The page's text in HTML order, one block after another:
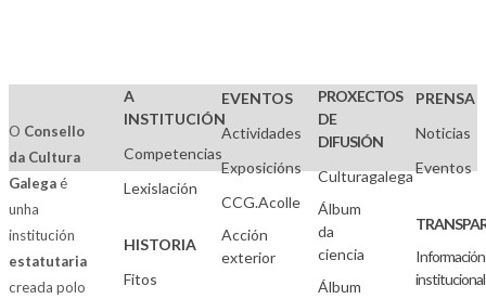
O Consello
da Cultura
Galegaé
unha
institución
estatutaria
creada polo
A
INSTITUCIÓN
Competencias
Lexislación
HISTORIA
Fitos
EVENTOS
Actividades
Exposicións
CCG.Acolle
Acción
exterior
PROXECTOS
DE
DIFUSIÓN
Culturagalega
Álbum
da
ciencia
Álbum
PRENSA
Noticias
Eventos
Información
institucional